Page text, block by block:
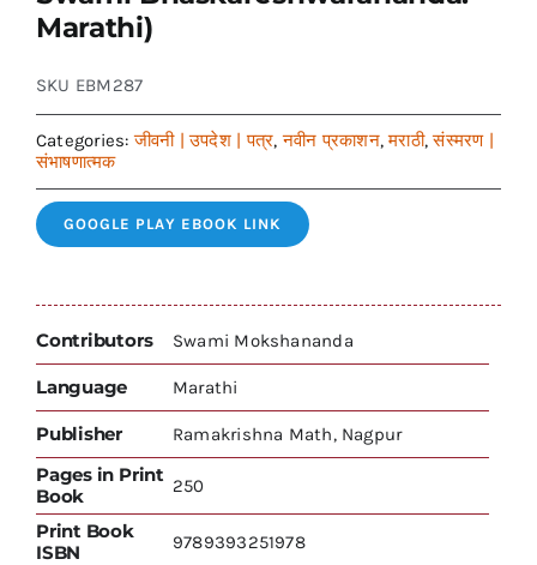
Marathi)
SKU EBM287
Categories:जीवनी | उपदेश | पत्र,नवीन प्रकाशन,मराठी,संस्मरण |
संभाषणात्मक
GOOGLE PLAY EBOOK LINK
Contributors Swami Mokshananda
Language Marathi
Publisher Ramakrishna Math, Nagpur
Pages in Print
Book
250
Print Book
ISBN
9789393251978